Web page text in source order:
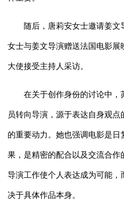
随后，唐莉安女士邀请姜文
女士与姜文导演赠送法国电影展
大使接受主持人采访。
在关于创作身份的讨论中，
员转向导演，源于表达自身观
的重要动力。她也强调电影是
果，是精密的配合以及交流合作
导演工作使个人表达成为可能，
决于具体作品本身。